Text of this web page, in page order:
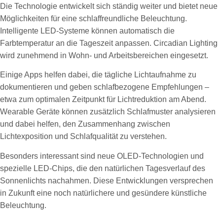
Die Technologie entwickelt sich ständig weiter und bietet neue
Möglichkeiten für eine schlaffreundliche Beleuchtung.
Intelligente LED-Systeme können automatisch die
Farbtemperatur an die Tageszeit anpassen. Circadian Lighting
wird zunehmend in Wohn- und Arbeitsbereichen eingesetzt.
Einige Apps helfen dabei, die tägliche Lichtaufnahme zu
dokumentieren und geben schlafbezogene Empfehlungen –
etwa zum optimalen Zeitpunkt für Lichtreduktion am Abend.
Wearable Geräte können zusätzlich Schlafmuster analysieren
und dabei helfen, den Zusammenhang zwischen
Lichtexposition und Schlafqualität zu verstehen.
Besonders interessant sind neue OLED-Technologien und
spezielle LED-Chips, die den natürlichen Tagesverlauf des
Sonnenlichts nachahmen. Diese Entwicklungen versprechen
in Zukunft eine noch natürlichere und gesündere künstliche
Beleuchtung.